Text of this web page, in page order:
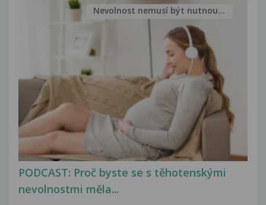
PODCAST: Proč byste se s těhotenskými
nevolnostmi měla...
Nevolnost nemusí být nutnou...